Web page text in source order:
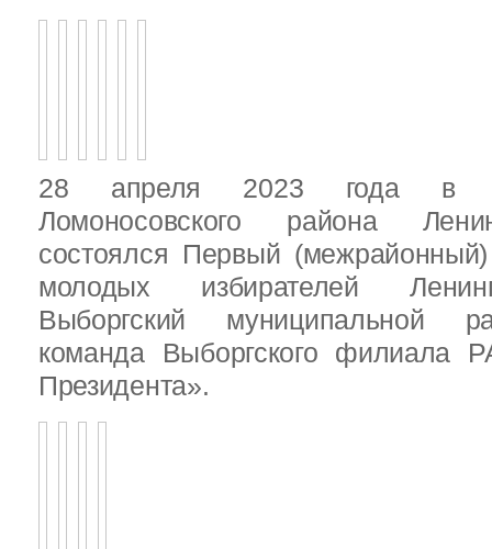
28 апреля 2023 года в
Ломоносовского района
состоялся Первый
молодых избирателей
Выборгский муниципальной
команда Выборгского филиала
Президента».